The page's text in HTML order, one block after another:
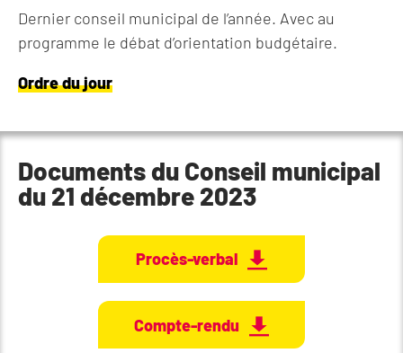
Dernier conseil municipal de l’année. Avec au
programme le débat d’orientation budgétaire.
Ordre du jour
Documents du Conseil municipal
du 21 décembre 2023
Procès-verbal
Compte-rendu